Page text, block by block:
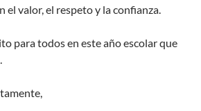
el valor, el respeto y la confianza.
para todos en este año escolar que